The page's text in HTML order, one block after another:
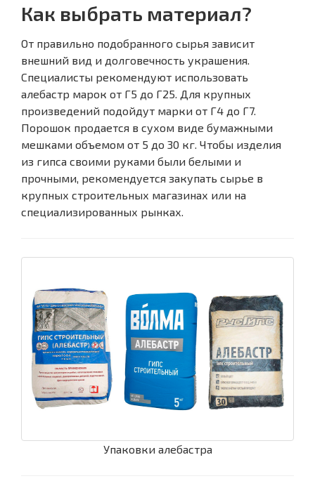
Как выбрать материал?
От правильно подобранного сырья зависит
внешний вид и долговечность украшения.
Специалисты рекомендуют использовать
алебастр марок от Г5 до Г25. Для крупных
произведений подойдут марки от Г4 до Г7.
Порошок продается в сухом виде бумажными
мешками объемом от 5 до 30 кг. Чтобы изделия
из гипса своими руками были белыми и
прочными, рекомендуется закупать сырье в
крупных строительных магазинах или на
специализированных рынках.
Упаковки алебастра